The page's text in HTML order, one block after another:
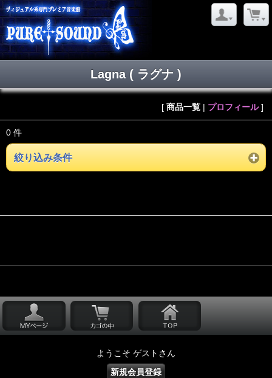
Lagna ( ラグナ )
[ 商品一覧 | プロフィール]
0 件
絞り込み条件
ようこそ ゲストさん
新規会員登録